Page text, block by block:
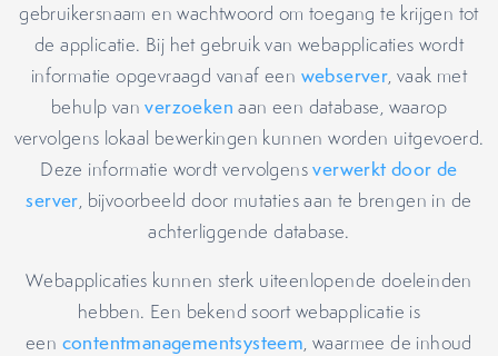
gebruikersnaam en wachtwoord om toegang te krijgen tot
de applicatie. Bij het gebruik van webapplicaties wordt
informatie opgevraagd vanaf een webserver, vaak met
behulp vanverzoeken aan een database, waarop
vervolgens lokaal bewerkingen kunnen worden uitgevoerd.
Deze informatie wordt vervolgensverwerkt door de
server, bijvoorbeeld door mutaties aan te brengen in de
achterliggende database.
Webapplicaties kunnen sterk uiteenlopende doeleinden
hebben. Een bekend soort webapplicatie is
een contentmanagementsysteem, waarmee de inhoud